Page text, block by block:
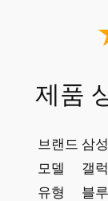
제품
브랜드 삼
모델
갤
유형
블